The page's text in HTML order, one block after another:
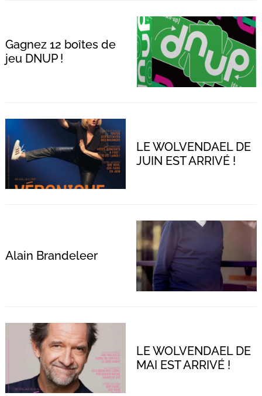
Gagnez 12 boîtes de
jeu DNUP !
LE WOLVENDAEL DE
JUIN EST ARRIVÉ !
Alain Brandeleer
LE WOLVENDAEL DE
MAI EST ARRIVÉ !